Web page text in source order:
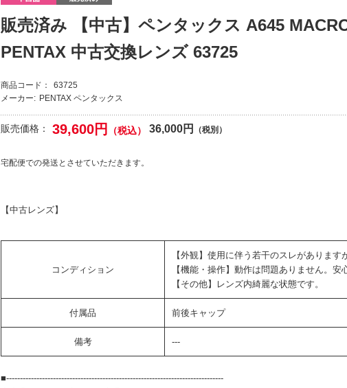
販売済み 【中古】ペンタックス A645
PENTAX 中古交換レンズ 63725
商品コード：
63725
メーカー: PENTAX ペンタックス
販売価格： 39,600円 （税込） 36,000円 （税別）
宅配便での発送とさせていただきます。
【中古レンズ】
コンディション
【外観】使用に伴う若干のスレがあります
【機能・操作】動作は問題ありません。安
【その他】レンズ内綺麗な状態です。
付属品 前後キャップ
備考 ---
■-------------------------------------------------------------------------------